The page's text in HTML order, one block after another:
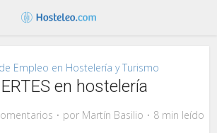
Empleo en Hostelería y Turismo
en hostelería
por Martín Basilio 8 min leído